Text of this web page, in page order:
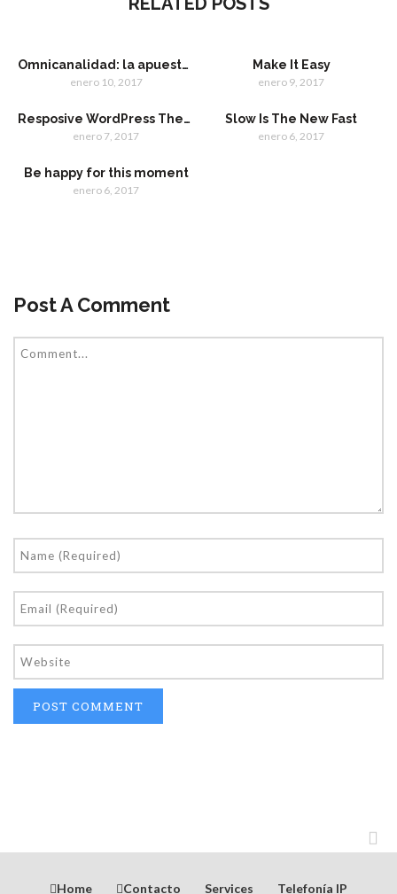
Omnicanalidad: la apuesta de Walmart dirigida al nuevo cliente digital
enero 10, 2017
Make It Easy
enero 9, 2017
Resposive WordPress Theme
enero 7, 2017
Slow Is The New Fast
enero 6, 2017
Be happy for this moment
enero 6, 2017
Post A Comment
Home Contacto Services Telefonía IP